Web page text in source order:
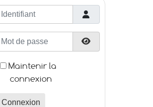
Identifiant
Mot de passe
Maintenir la
connexion
Connexion